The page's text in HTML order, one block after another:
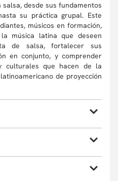
desde sus fundamentos
su práctica grupal. Este
músicos en formación,
música latina que deseen
de salsa, fortalecer sus
en conjunto, y comprender
culturales que hacen de la
de proyección
la confianza y seguridad
presentaciones en
escénico, fortaleciendo su
estudiantes aprenderán a